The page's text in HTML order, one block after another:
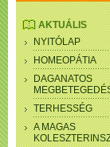
AKTUÁLIS
NYITÓLAP
HOMEOPÁTIA
DAGANATOS
TERHESSÉG
A MAGAS